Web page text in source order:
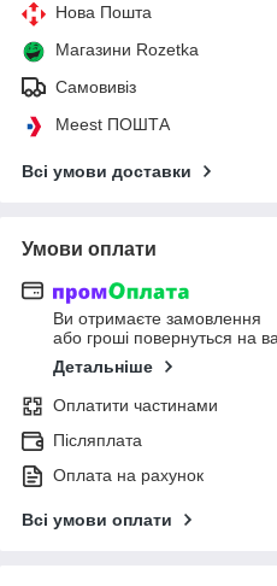
Нова Пошта
Магазини Rozetka
Самовивіз
Meest ПОШТА
Всі умови доставки
Умови оплати
Ви отримаєте замовлення
або гроші повернуться на
Детальніше
Оплатити частинами
Післяплата
Оплата на рахунок
Всі умови оплати